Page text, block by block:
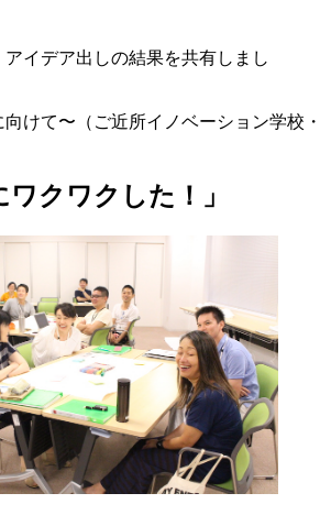
アイデア出しの結果を共有しまし
けて〜（ご近所イノベーション学校・
ワクワクした！」